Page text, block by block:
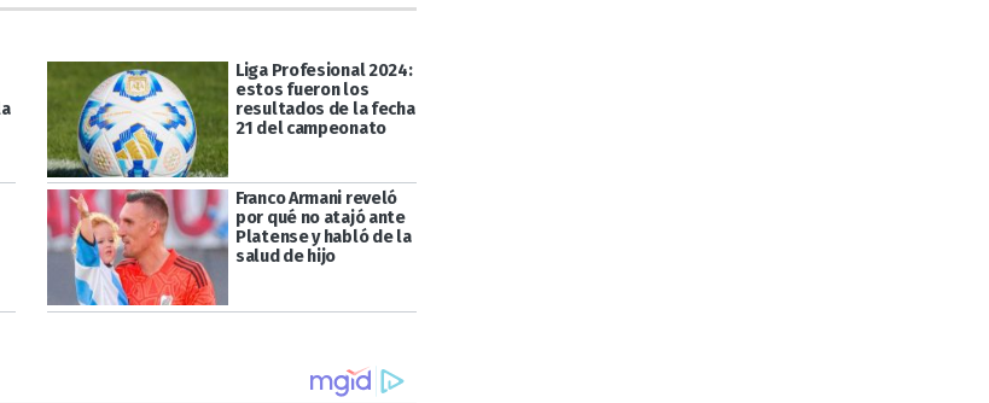
Liga Profesional 2024:
estos fueron los
resultados de la fecha
21 del campeonato
Franco Armani reveló
por qué no atajó ante
Platense y habló de la
salud de hijo